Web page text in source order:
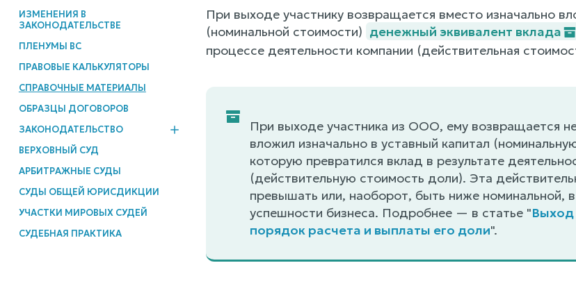
ИЗМЕНЕНИЯ В
ЗАКОНОДАТЕЛЬСТВЕ
ПЛЕНУМЫ ВС
ПРАВОВЫЕ КАЛЬКУЛЯТОРЫ
СПРАВОЧНЫЕ МАТЕРИАЛЫ
ОБРАЗЦЫ ДОГОВОРОВ
ЗАКОНОДАТЕЛЬСТВО
ВЕРХОВНЫЙ СУД
АРБИТРАЖНЫЕ СУДЫ
СУДЫ ОБЩЕЙ ЮРИСДИКЦИИ
УЧАСТКИ МИРОВЫХ СУДЕЙ
СУДЕБНАЯ ПРАКТИКА
При выходе участнику возвращается вместо изначально
(номинальной стоимости) денежный эквивалент вклада
процессе деятельности компании (действительная
При выходе участника из ООО, ему возвращается
вложил изначально в уставный капитал
которую превратился вклад в результате
(действительную стоимость доли). Эта
превышать или, наоборот, быть ниже номинальной,
успешности бизнеса. Подробнее — в статье "Выход
порядок расчета и выплаты его доли".